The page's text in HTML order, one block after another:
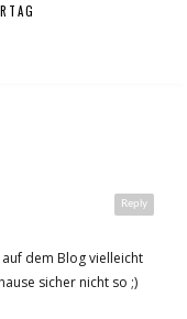
Reply
dem Blog vielleicht
sicher nicht so ;)